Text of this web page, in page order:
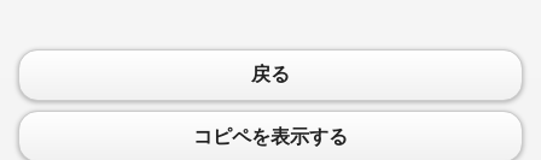
戻る
コピペを表示する